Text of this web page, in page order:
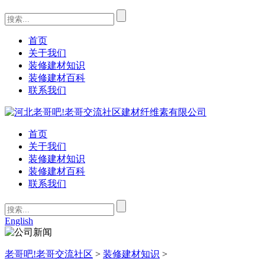
首页
关于我们
装修建材知识
装修建材百科
联系我们
首页
关于我们
装修建材知识
装修建材百科
联系我们
English
老哥吧!老哥交流社区 > 装修建材知识 >